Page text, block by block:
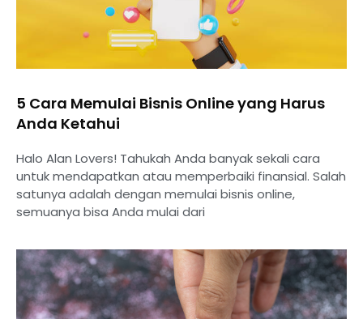
5 Cara Memulai Bisnis Online yang Harus
Anda Ketahui
Halo Alan Lovers! Tahukah Anda banyak sekali cara
untuk mendapatkan atau memperbaiki finansial. Salah
satunya adalah dengan memulai bisnis online,
semuanya bisa Anda mulai dari